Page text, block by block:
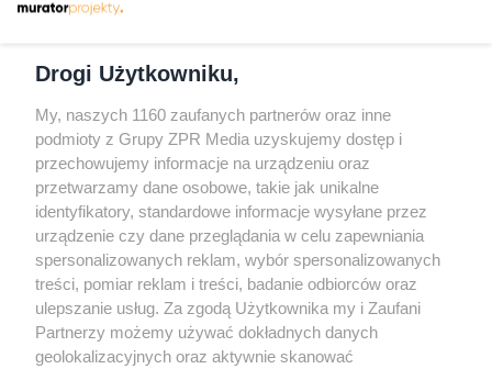
Odwiedź grupę na Facebooku
Gdybym budował drugi raz - mądry Polak
przed budową
Forum Muratora
Drogi Użytkowniku,
My, naszych 1160 zaufanych partnerów oraz inne
podmioty z Grupy ZPR Media uzyskujemy dostęp i
przechowujemy informacje na urządzeniu oraz
przetwarzamy dane osobowe, takie jak unikalne
identyfikatory, standardowe informacje wysyłane przez
urządzenie czy dane przeglądania w celu zapewniania
spersonalizowanych reklam, wybór spersonalizowanych
treści, pomiar reklam i treści, badanie odbiorców oraz
ulepszanie usług. Za zgodą Użytkownika my i Zaufani
Partnerzy możemy używać dokładnych danych
geolokalizacyjnych oraz aktywnie skanować